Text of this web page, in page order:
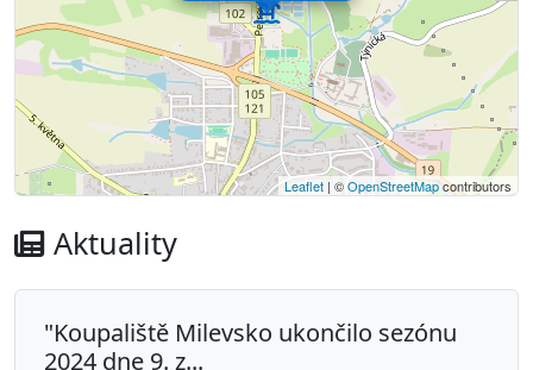
Leaflet | ©OpenStreetMapcontributors
Aktuality
"Koupaliště Milevsko ukončilo sezónu
2024 dne 9. z...